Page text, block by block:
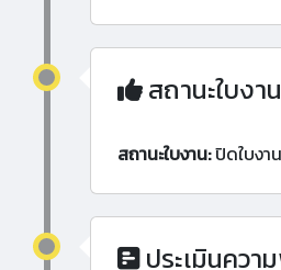
สถานะใบงาน
สถานะใบงาน:ปิดใบงาน
ประเมินควา